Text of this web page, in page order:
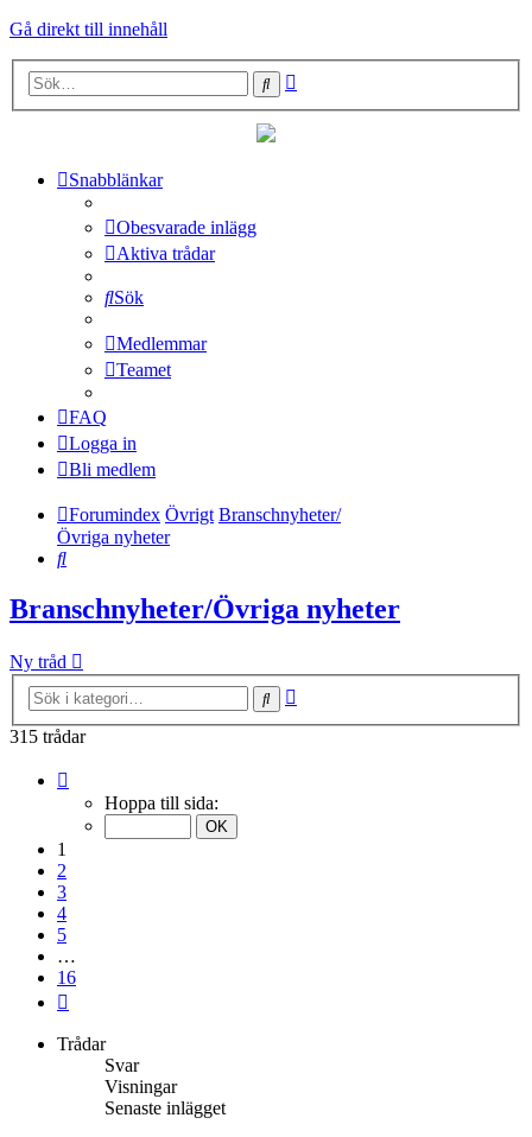
Gå direkt till innehåll
Sök
Snabblänkar
Obesvarade inlägg
Aktiva trådar
Sök
Medlemmar
Teamet
FAQ
Logga in
Bli medlem
Forumindex Övrigt Branschnyheter/
Övriga nyheter
Sök
Branschnyheter/Övriga nyheter
Ny tråd
Sök
315 trådar
Hoppa till sida:
1
2
3
4
5
…
16
Trådar
Svar
Visningar
Senaste inlägget